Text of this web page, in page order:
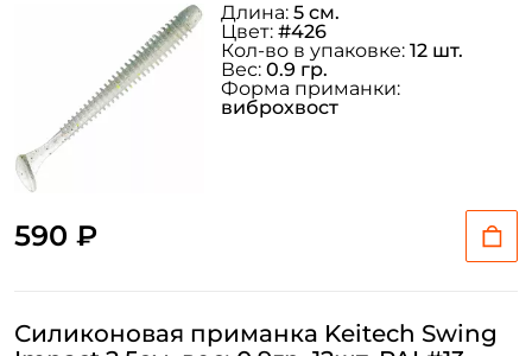
590 ₽
Длина: 5 см.
Цвет: #426
Кол-во в упаковке: 12 шт.
Вес: 0.9 гр.
Форма приманки:
виброхвост
Силиконовая приманка Keitech Swing